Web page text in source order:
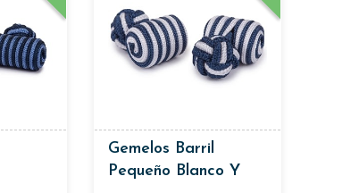
Gemelos Barril
Pequeño Blanco Y